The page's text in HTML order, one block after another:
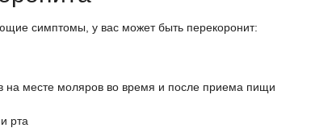
симптомы, у вас может быть перекоронит:
на месте моляров во время и после приема пищи
рта